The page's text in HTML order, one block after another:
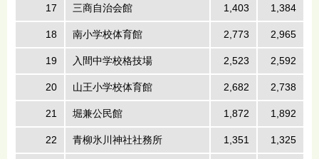
17 三商自治会館 1,403 1,384
18 南小学校体育館 2,773 2,965
19 入間中学校格技場 2,523 2,592
20 山王小学校体育館 2,682 2,738
21 堀兼公民館 1,872 1,892
22 青柳氷川神社社務所 1,351 1,325